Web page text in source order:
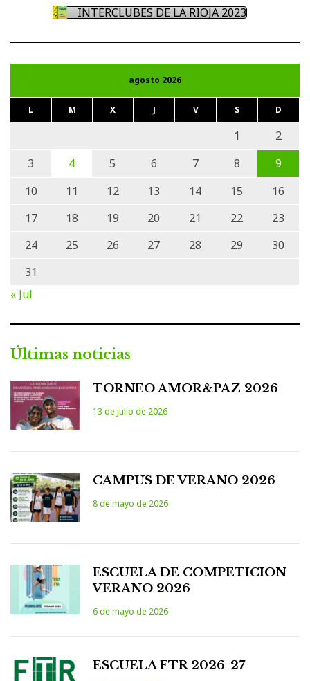
INTERCLUBES DE LA RIOJA 2023
agosto 2026
L M X J V S D
1
2
3
4 5 6 7 8
9
10
11 12 13 14 15
16
17
18 19 20 21 22
23
24
25 26 27 28 29
30
31
« Jul
Últimas noticias
TORNEO AMOR&PAZ 2026
13 de julio de 2026
CAMPUS DE VERANO 2026
8 de mayo de 2026
ESCUELA DE COMPETICION
VERANO 2026
6 de mayo de 2026
ESCUELA FTR 2026-27